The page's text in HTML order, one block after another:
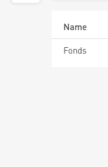
Name
Fonds